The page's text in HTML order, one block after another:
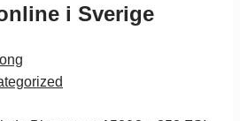
i Sverige